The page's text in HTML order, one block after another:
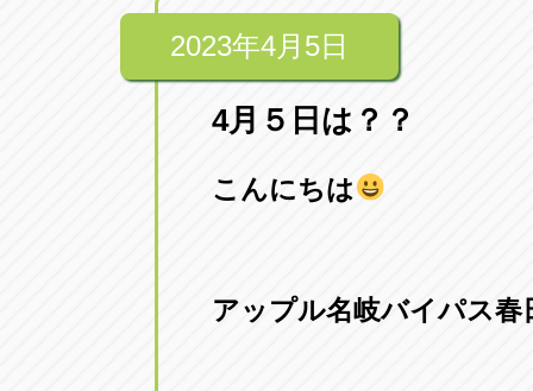
2023年4月5日
4月５日は？？
こんにちは
アップル名岐バイパス春